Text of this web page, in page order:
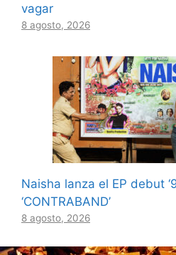
vagar
8 agosto, 2026
Naisha lanza el EP debut
‘CONTRABAND’
8 agosto, 2026